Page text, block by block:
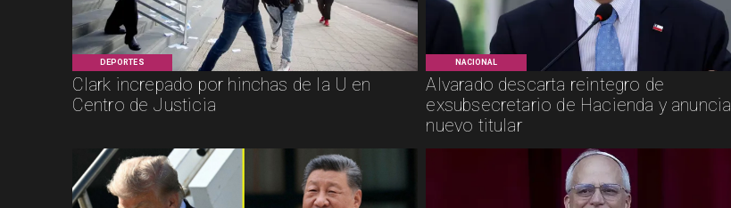
DEPORTES
Clark increpado por hinchas de la U en
Centro de Justicia
NACIONAL
Alvarado descarta reintegro de
exsubsecretario de Hacienda y anuncia
nuevo titular